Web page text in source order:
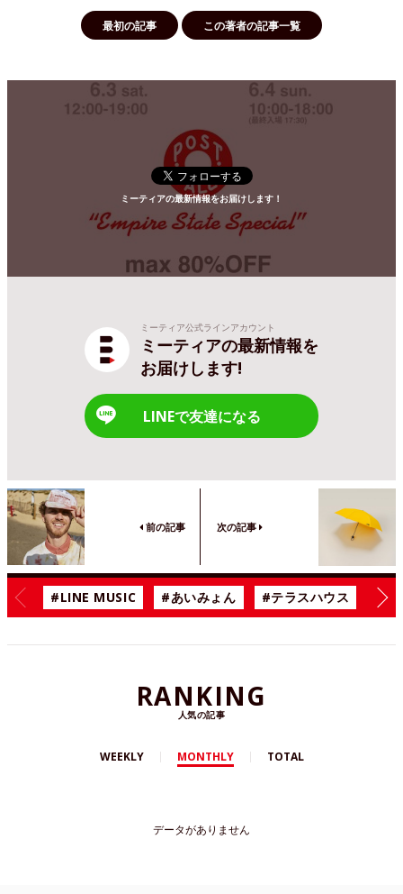
最初の記事 この著者の記事一覧
ミーティアの最新情報をお届けします！
ミーティア公式ラインアカウント
ミーティアの最新情報を
お届けします!
LINEで友達になる
前の記事 次の記事
#LINE MUSIC #あいみょん #テラスハウス #
RANKING
人気の記事
WEEKLY MONTHLY TOTAL
データがありません